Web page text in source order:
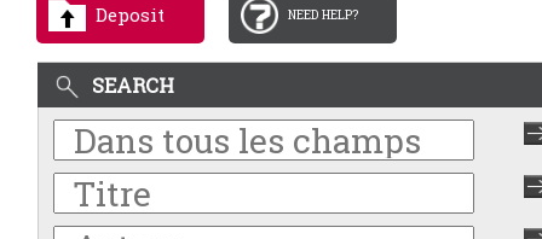
Deposit NEED HELP?
SEARCH